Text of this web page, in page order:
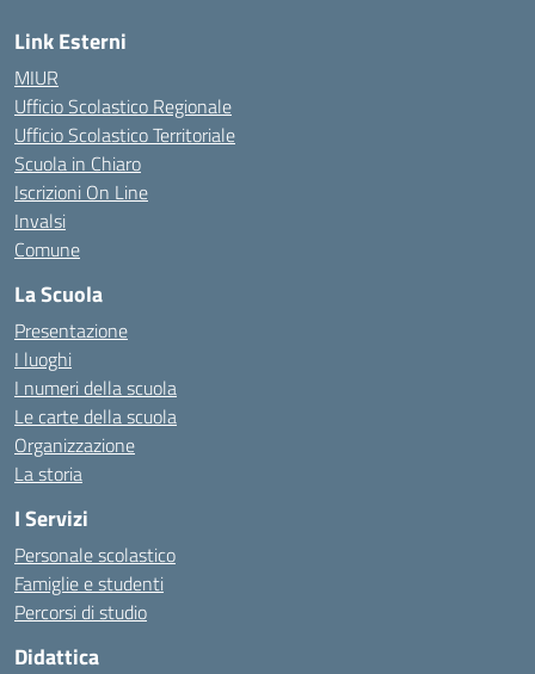
Link Esterni
MIUR
Ufficio Scolastico Regionale
Ufficio Scolastico Territoriale
Scuola in Chiaro
Iscrizioni On Line
Invalsi
Comune
La Scuola
Presentazione
I luoghi
I numeri della scuola
Le carte della scuola
Organizzazione
La storia
I Servizi
Personale scolastico
Famiglie e studenti
Percorsi di studio
Didattica